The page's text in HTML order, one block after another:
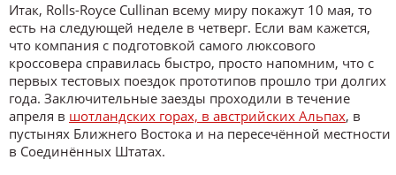
Итак, Rolls-Royce Cullinan всему миру покажут 10 мая, то
есть на следующей неделе в четверг. Если вам кажется,
что компания с подготовкой самого люксового
кроссовера справилась быстро, просто напомним, что с
первых тестовых поездок прототипов прошло три долгих
года. Заключительные заезды проходили в течение
апреля в шотландских горах, в австрийских Альпах, в
пустынях Ближнего Востока и на пересечённой местности
в Соединённых Штатах.